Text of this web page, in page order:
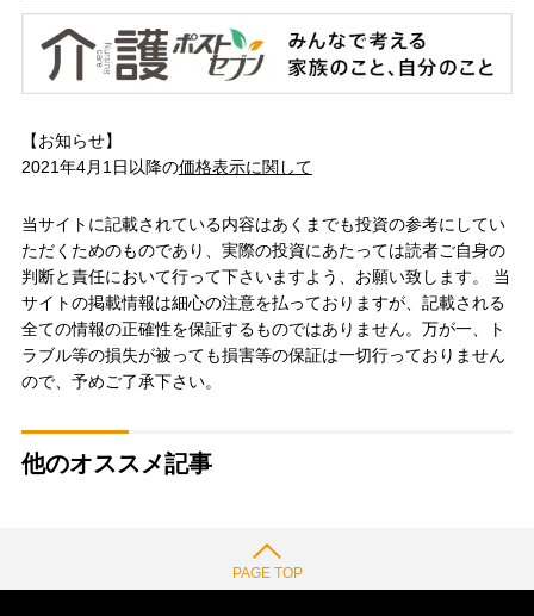
【お知らせ】
2021年4月1日以降の価格表示に関して
当サイトに記載されている内容はあくまでも投資の参考にしてい
ただくためのものであり、実際の投資にあたっては読者ご自身の
判断と責任において行って下さいますよう、お願い致します。 当
サイトの掲載情報は細心の注意を払っておりますが、記載される
全ての情報の正確性を保証するものではありません。万が一、ト
ラブル等の損失が被っても損害等の保証は一切行っておりません
ので、予めご了承下さい。
他のオススメ記事
PAGE TOP